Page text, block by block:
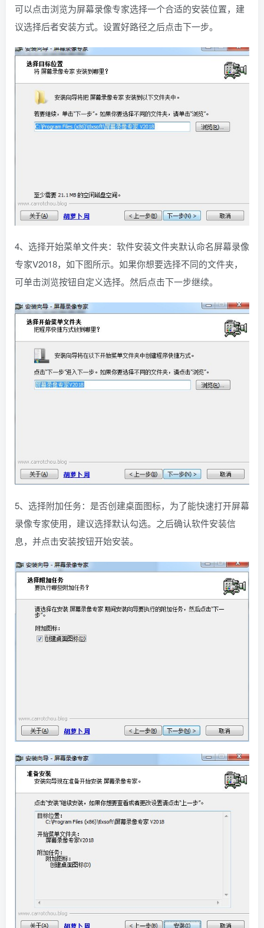
可以点击浏览为屏幕录像专家选择一个合适的安装位置，建
议选择后者安装方式。设置好路径之后点击下一步。
4、选择开始菜单文件夹：软件安装文件夹默认命名屏幕录像
专家V2018，如下图所示。如果你想要选择不同的文件夹，
可单击浏览按钮自定义选择。然后点击下一步继续。
5、选择附加任务：是否创建桌面图标，为了能快速打开屏幕
录像专家使用，建议选择默认勾选。之后确认软件安装信
息，并点击安装按钮开始安装。